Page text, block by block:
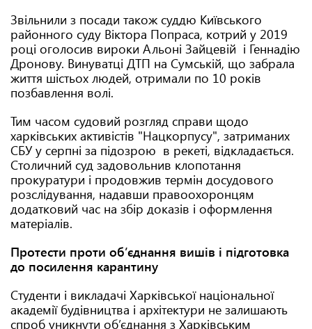
Звільнили з посади також суддю Київського
районного суду Віктора Попраса, котрий у 2019
році оголосив вироки Альоні Зайцевій і Геннадію
Дронову. Винуватці ДТП на Сумській, що забрала
життя шістьох людей, отримали по 10 років
позбавлення волі.
Тим часом судовий розгляд справи щодо
харківських активістів "Нацкорпусу", затриманих
СБУ у серпні за підозрою в рекеті, відкладається.
Столичний суд задовольнив клопотання
прокуратури і продовжив термін досудового
розслідування, надавши правоохоронцям
додатковий час на збір доказів і оформлення
матеріалів.
Протести проти об’єднання вишів і підготовка
до посилення карантину
Студенти і викладачі Харківської національної
академії будівництва і архітектури не залишають
спроб уникнути об’єднання з Харківським